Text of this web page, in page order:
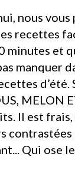
nous vous
recettes
minutes et
manquer
d’été.
MELON
Il est
contrastées
Qui ose